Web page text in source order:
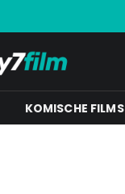
KOMISCHE FILMS